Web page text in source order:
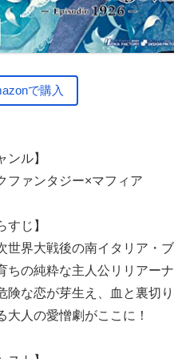
で購入
ンル】
ファンタジー×マフィア
すじ】
世界大戦後の南イタリア・
ちの純粋な主人公リリアー
険な恋が芽生え、血と裏切
大人の愛憎劇がここに！